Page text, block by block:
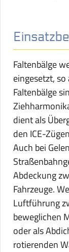
Faltenbälge
eingesetzt,
Faltenbälge
dient als
den ICE-
Auch bei
Abdeckung
Fahrzeuge.
Luftführung
beweglichen
oder als
rotierenden